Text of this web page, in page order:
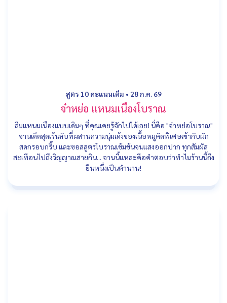
สูตร 10 คะแนนเต็ม • 28 ก.ค. 69
จ๋าหย่อ แหนมเนืองโบราณ
ลืมแหนมเนืองแบบเดิมๆ ที่คุณเคยรู้จักไปได้เลย! นี่คือ "จ๋าหย่อโบราณ"
จานเด็ดสุดเร้นลับที่ผสานความนุ่มเด้งของเนื้อหมูคัดพิเศษเข้ากับผัก
สดกรอบกริ๊บ และซอสสูตรโบราณเข้มข้นจนแสงออกปาก ทุกสัมผัส
สะเทือนไปถึงวิญญาณสายกิน... จานนี้แหละคือคำตอบว่าทำไมร้านนี้ถึง
ยืนหนึ่งเป็นตำนาน!